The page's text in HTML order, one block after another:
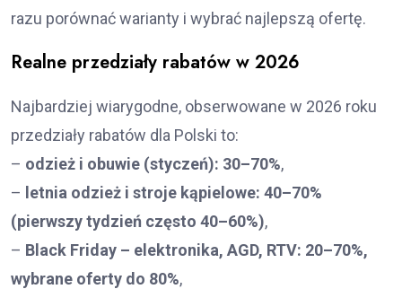
razu porównać warianty i wybrać najlepszą ofertę.
Realne przedziały rabatów w 2026
Najbardziej wiarygodne, obserwowane w 2026 roku
przedziały rabatów dla Polski to:
– odzież i obuwie (styczeń): 30–70%,
– letnia odzież i stroje kąpielowe: 40–70%
(pierwszy tydzień często 40–60%),
– Black Friday – elektronika, AGD, RTV: 20–70%,
wybrane oferty do 80%,